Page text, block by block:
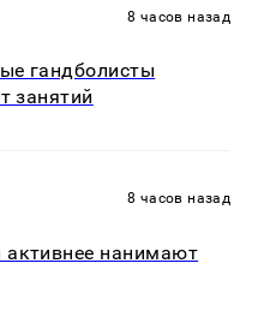
8 часов назад
гандболисты
занятий
8 часов назад
активнее нанимают